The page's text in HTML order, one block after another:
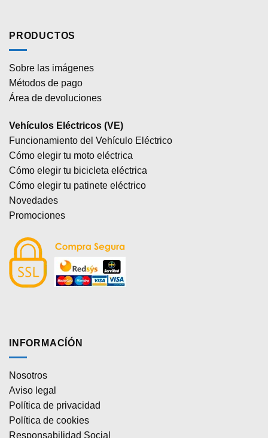
PRODUCTOS
Sobre las imágenes
Métodos de pago
Área de devoluciones
Vehículos Eléctricos (VE)
Funcionamiento del Vehículo Eléctrico
Cómo elegir tu moto eléctrica
Cómo elegir tu bicicleta eléctrica
Cómo elegir tu patinete eléctrico
Novedades
Promociones
INFORMACÍÓN
Nosotros
Aviso legal
Política de privacidad
Política de cookies
Responsabilidad Social